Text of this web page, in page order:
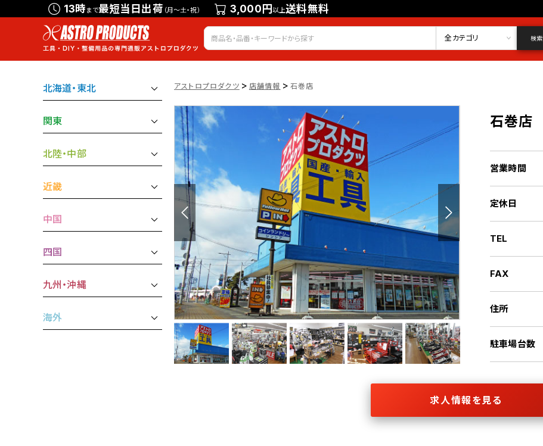
13時まで最短当日出荷 （月～土・祝） 3,000円以上送料無料
会員登録 ログイン お気に入り
全カテゴリ 検索
北海道・東北
関東
北陸・中部
近畿
中国
四国
九州・沖縄
海外
アストロプロダクツ > 店舗情報 > 石巻店
石巻店
営業時間
定休日
TEL
FAX
住所
駐車場台数
求人情報を見る